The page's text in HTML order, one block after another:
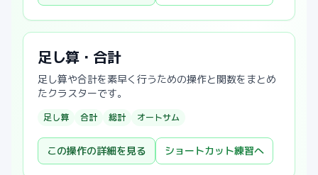
足し算・合計
足し算や合計を素早く行うための操作と関数をまとめ
たクラスターです。
足し算 合計 総計 オートサム
この操作の詳細を見る ショートカット練習へ